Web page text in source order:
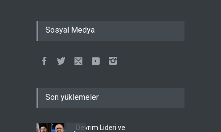
Sosyal Medya
Son yüklemeler
Devrim Lideri ve